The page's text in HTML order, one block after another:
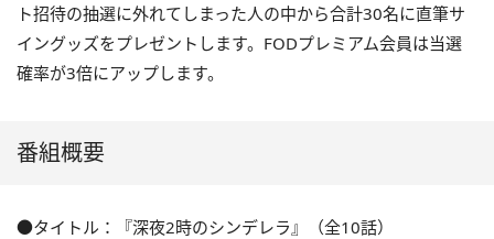
ト招待の抽選に外れてしまった人の中から合計30名に直筆サ
イングッズをプレゼントします。FODプレミアム会員は当選
確率が3倍にアップします。
番組概要
●タイトル：『深夜2時のシンデレラ』（全10話）